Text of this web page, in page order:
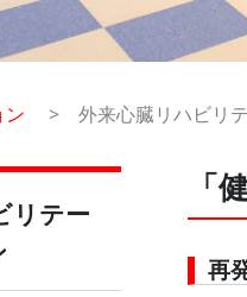
ン 外来心臓リハビリ
リテー
「
再